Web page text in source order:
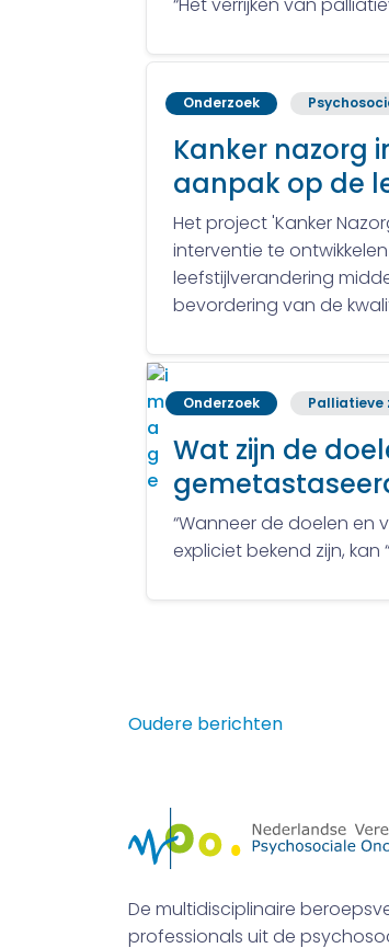
“Het verrijken van
Onderzoek
Kanker nazorg
aanpak op de
Het project 'Kanker
interventie te
leefstijlverandering
bevordering van de
Onderzoek Palliatieve
Wat zijn de
“Wanneer de doelen
expliciet bekend zijn, kan
Oudere berichten
De multidisciplinaire
professionals uit de